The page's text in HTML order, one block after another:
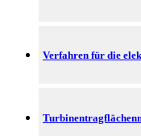
Verfahren für die